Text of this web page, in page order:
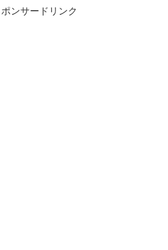
ポンサードリンク